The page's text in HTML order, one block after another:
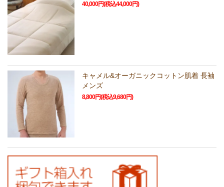
40,000円(税込44,000円)
キャメル&オーガニックコットン肌着 長袖
メンズ
8,800円(税込9,680円)